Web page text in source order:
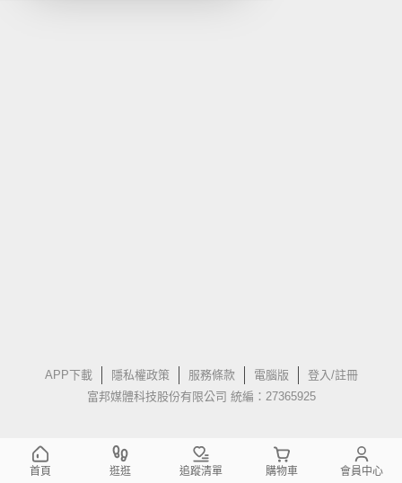
APP下載 隱私權政策 服務條款 電腦版
登入/註冊
富邦媒體科技股份有限公司 統編：27365925
首頁 逛逛 追蹤清單 購物車 會員中心